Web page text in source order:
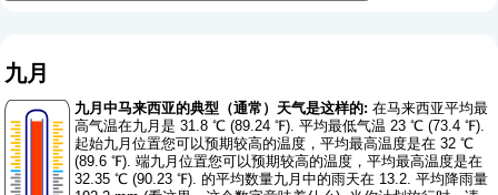
九月
九月中马来西亚的典型（通常）天气是这样的: 在马来西亚平均最
高气温在九月是 31.8 ℃ (89.24 ℉). 平均最低气温 23 ℃ (73.4 ℉).
起始九月位置您可以预期较高的温度，平均最高温度是在 32 ℃
(89.6 ℉). 端九月位置您可以预期较高的温度，平均最高温度是在
32.35 ℃ (90.23 ℉). 的平均数量九月中的雨天在 13.2. 平均降雨量